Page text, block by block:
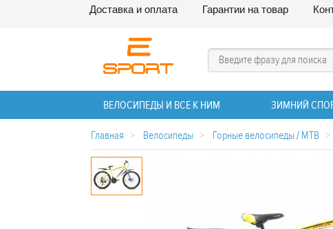
Доставка и оплата Гарантии на товар
ВЕЛОСИПЕДЫ И ВСЕ К НИМ ЗИМНИЙ
Главная > Велосипеды > Горные велосипеды / МТВ >